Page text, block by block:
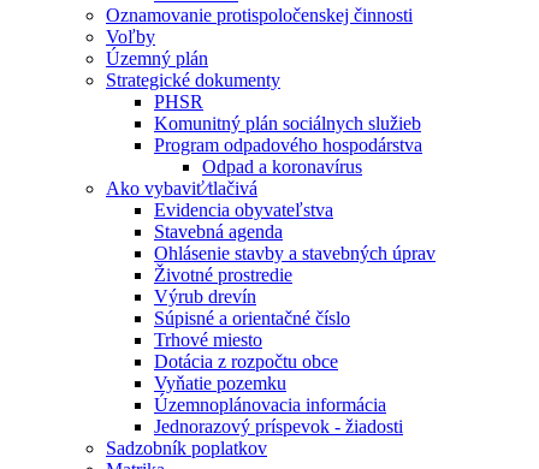
Oznamovanie protispoločenskej činnosti
Voľby
Územný plán
Strategické dokumenty
PHSR
Komunitný plán sociálnych služieb
Program odpadového hospodárstva
Odpad a koronavírus
Ako vybaviť⁄tlačivá
Evidencia obyvateľstva
Stavebná agenda
Ohlásenie stavby a stavebných úprav
Životné prostredie
Výrub drevín
Súpisné a orientačné číslo
Trhové miesto
Dotácia z rozpočtu obce
Vyňatie pozemku
Územnoplánovacia informácia
Jednorazový príspevok - žiadosti
Sadzobník poplatkov